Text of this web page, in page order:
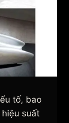
tố, bao
suất